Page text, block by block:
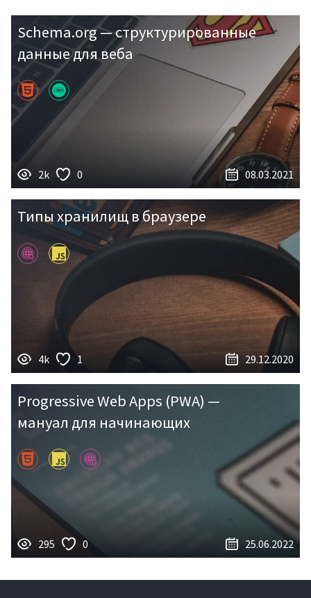
Schema.org — структурированные
данные для веба
2k 0 08.03.2021
Типы хранилищ в браузере
4k 1 29.12.2020
Progressive Web Apps (PWA) —
мануал для начинающих
295 0 25.06.2022